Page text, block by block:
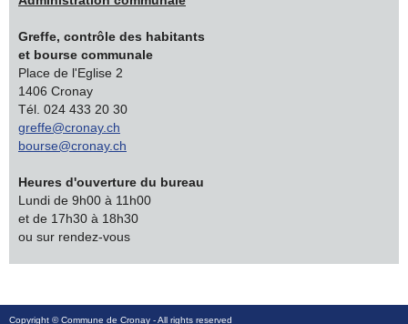
Greffe, contrôle des habitants
et bourse communale
Place de l'Eglise 2
1406 Cronay
Tél. 024 433 20 30
greffe@cronay.ch
bourse@cronay.ch
Heures d'ouverture du bureau
Lundi de 9h00 à 11h00
et de 17h30 à 18h30
ou sur rendez-vous
Copyright ©Commune de Cronay - All rights reserved